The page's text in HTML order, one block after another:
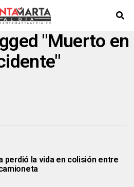
"Muerto en
perdió la vida en colisión entre